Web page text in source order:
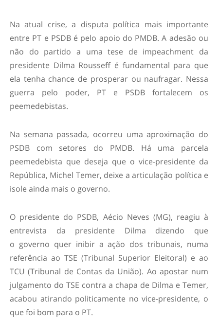
Na atual crise, a disputa política mais importante
entre PT e PSDB é pelo apoio do PMDB. A adesão ou
não do partido a uma tese de impeachment da
presidente Dilma Rousseff é fundamental para que
ela tenha chance de prosperar ou naufragar. Nessa
guerra pelo poder, PT e PSDB fortalecem os
peemedebistas.
Na semana passada, ocorreu uma aproximação do
PSDB com setores do PMDB. Há uma parcela
peemedebista que deseja que o vice-presidente da
República, Michel Temer, deixe a articulação política e
isole ainda mais o governo.
O presidente do PSDB, Aécio Neves (MG), reagiu à
entrevista da presidente Dilma dizendo que
o governo quer inibir a ação dos tribunais, numa
referência ao TSE (Tribunal Superior Eleitoral) e ao
TCU (Tribunal de Contas da União). Ao apostar num
julgamento do TSE contra a chapa de Dilma e Temer,
acabou atirando politicamente no vice-presidente, o
que foi bom para o PT.